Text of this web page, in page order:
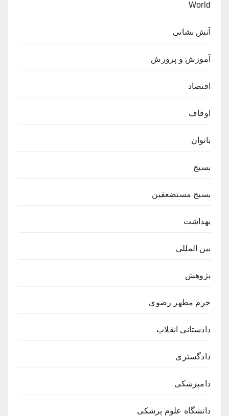
World
آتش نشانی
آموزش و پرورش
اقتصاد
اوقاف
بانوان
بسیج
بسیج مستضعفین
بهداشت
بین المللی
پژوهش
حرم مطهر رضوی
دادستانی انقلاب
دادگستری
دامپزشکی
دانشگاه علوم پزشکی